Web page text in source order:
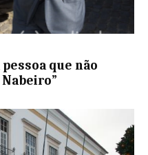
que não